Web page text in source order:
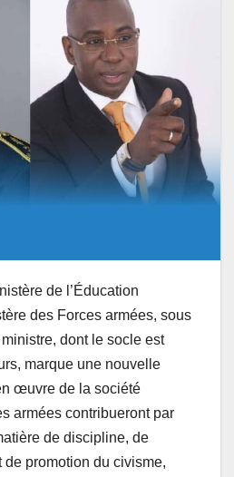
de l’Éducation
des Forces armées, sous
ministre, dont le socle est
marque une nouvelle
œuvre de la société
armées contribueront par
de discipline, de
de promotion du civisme,